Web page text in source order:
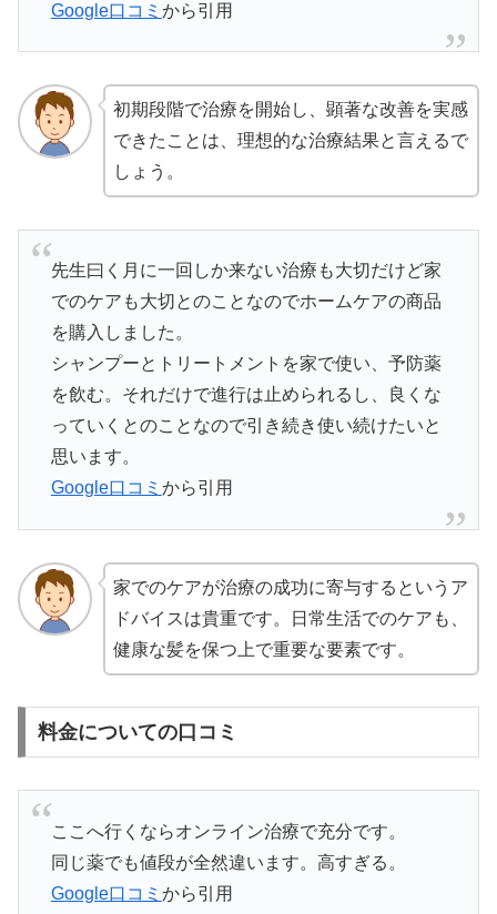
Google口コミ から引用
初期段階で治療を開始し、顕著な改善を実感
できたことは、理想的な治療結果と言えるで
しょう。
先生曰く月に一回しか来ない治療も大切だけど家
でのケアも大切とのことなのでホームケアの商品
を購入しました。
シャンプーとトリートメントを家で使い、予防薬
を飲む。それだけで進行は止められるし、良くな
っていくとのことなので引き続き使い続けたいと
思います。
Google口コミ から引用
家でのケアが治療の成功に寄与するというア
ドバイスは貴重です。日常生活でのケアも、
健康な髪を保つ上で重要な要素です。
料金についての口コミ
ここへ行くならオンライン治療で充分です。
同じ薬でも値段が全然違います。高すぎる。
Google口コミ から引用